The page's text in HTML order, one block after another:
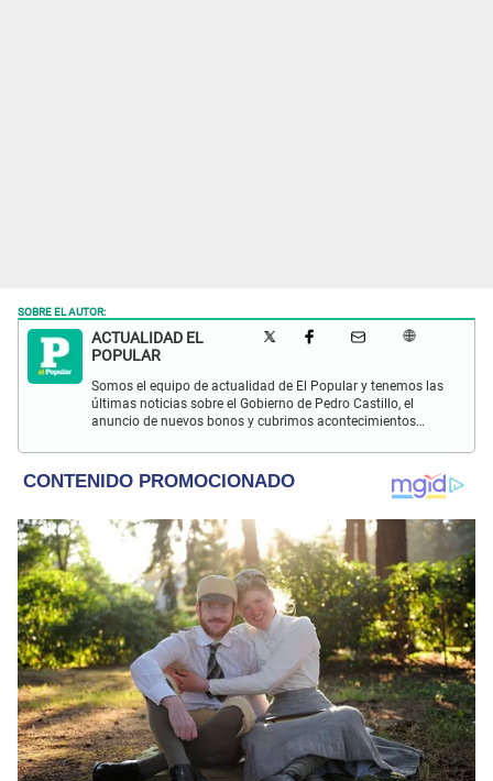
SOBRE EL AUTOR:
ACTUALIDAD EL
POPULAR
Somos el equipo de actualidad de El Popular y tenemos las
últimas noticias sobre el Gobierno de Pedro Castillo, el
anuncio de nuevos bonos y cubrimos acontecimientos